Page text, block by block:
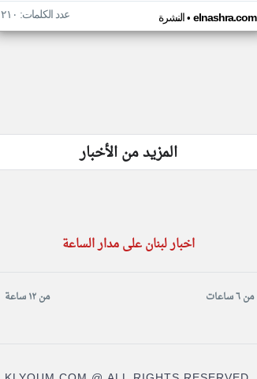
النشرة• elnashra.com عدد الكلمات: ٢١٠
المزيد من الأخبار
اخبار لبنان على مدار الساعة
من ٦ ساعات من ١٢ ساعة